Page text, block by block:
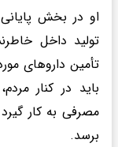
او در بخش
تولید داخل
تأمین داروهای
باید در کنار
مصرفی به کار گیرد
برسد.